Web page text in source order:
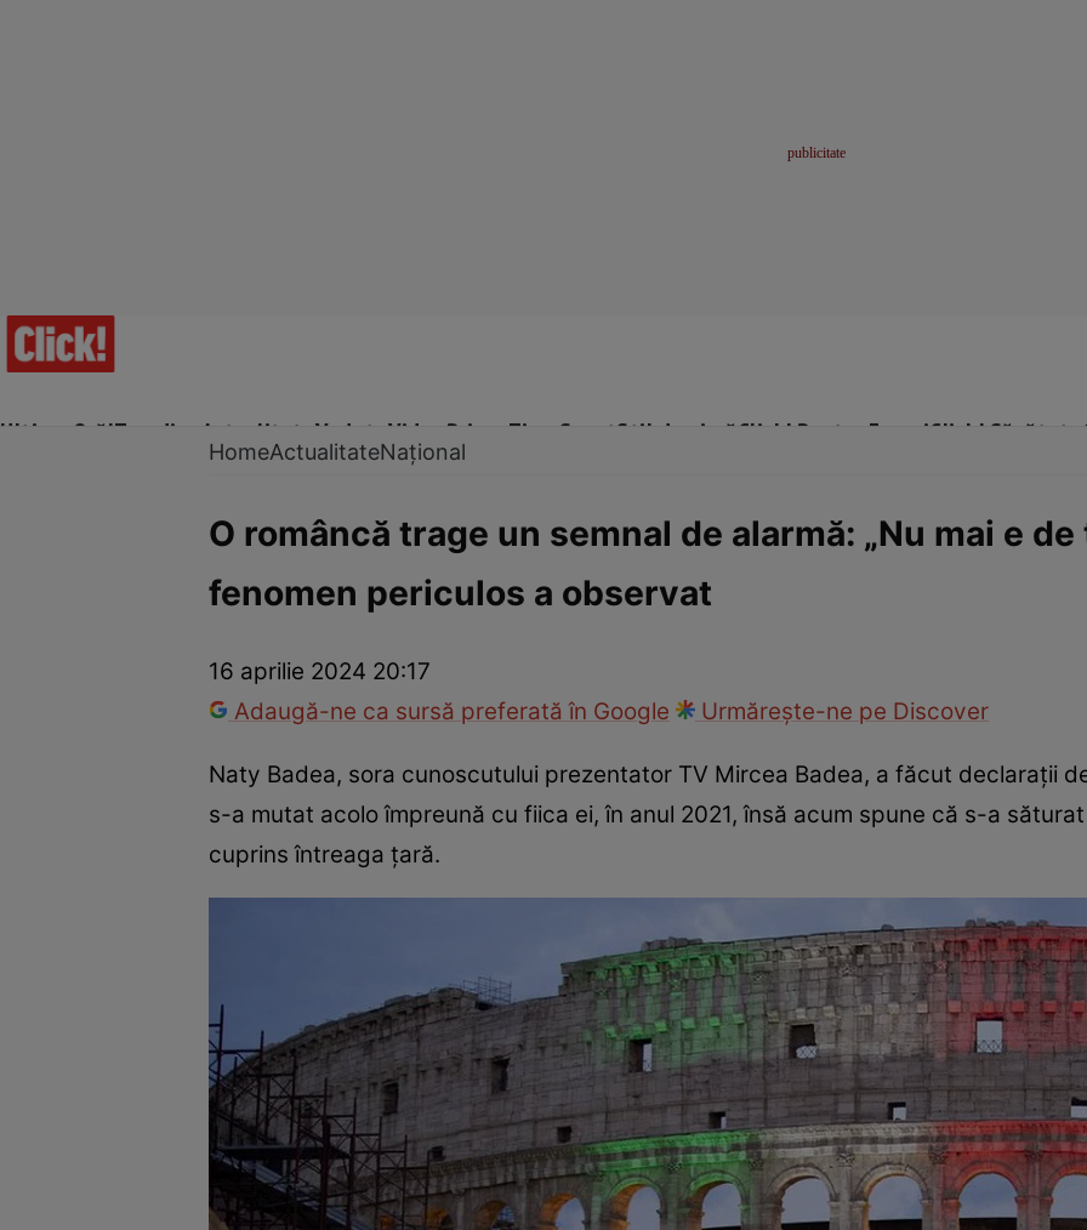
Ultima Oră!Trending Actualitate Vedete Video Prime Time SportStil de viațăClick! Pentru FemeiClick! Sănătate
InternaționalFapt diversTehnologie NaționalSport
HomeActualitateNațional
O româncă trage un semnal de alarmă: „Nu mai e de
fenomen periculos a observat
16 aprilie 2024 20:17
Adaugă-ne ca sursă preferată în Google
Urmărește-ne pe Discover
Naty Badea, sora cunoscutului prezentator TV Mircea Badea, a făcut declarații
s-a mutat acolo împreună cu fiica ei, în anul 2021, însă acum spune că s-a
cuprins întreaga țară.